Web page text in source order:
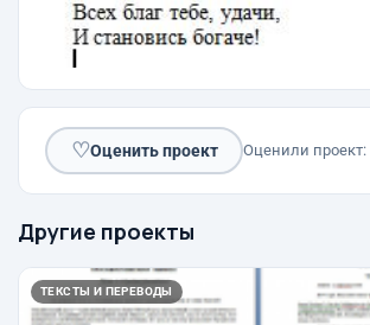
♡Оценить проект Оценили проект:
Другие проекты
ТЕКСТЫ И ПЕРЕВОДЫ